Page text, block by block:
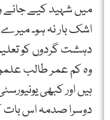
میں شہید کیے جانے
اشک بار نہ ہو۔ میرے
دہشت گردوں کو
وہ کم عمر طالب
ہیں اور کبھی
دوسرا صدمہ اس